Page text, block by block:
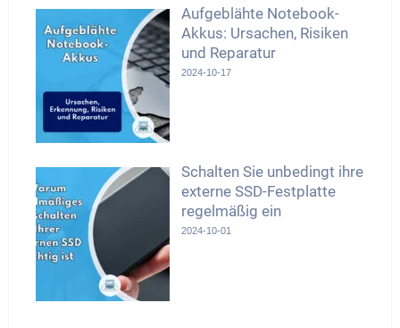
Aufgeblähte Notebook-
Akkus: Ursachen, Risiken
und Reparatur
2024-10-17
Schalten Sie unbedingt ihre
externe SSD-Festplatte
regelmäßig ein
2024-10-01